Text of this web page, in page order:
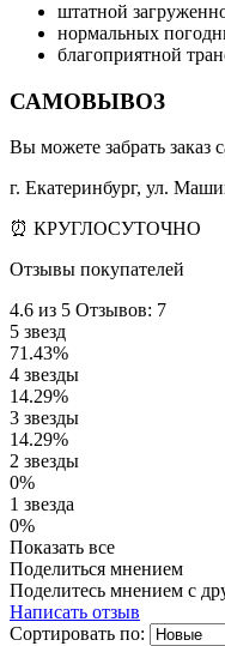
штатной
нормальных
благоприятной
САМОВЫВОЗ
Вы можете забрать заказ
г. Екатеринбург, ул.
⏰ КРУГЛОСУТОЧНО
Отзывы покупателей
4.6 из 5 Отзывов: 7
5 звезд
71.43%
4 звезды
14.29%
3 звезды
14.29%
2 звезды
0%
1 звезда
0%
Показать все
Поделиться мнением
Поделитесь мнением с
Написать отзыв
Сортировать по: